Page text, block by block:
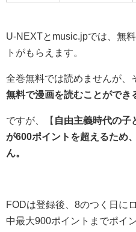
U-NEXTとmusic.jpでは、無
トがもらえます。
全巻無料では読めませんが、
無料で漫画を読むことができ
ですが、【 自由主義時代の子
が600ポイントを超えるため
ん。
FODは登録後、8のつく日に
中最大900ポイントまでポイ